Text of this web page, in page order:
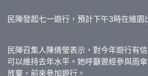
民陣發起七一遊行，預計下午3時在維園
民陣召集人陳倩瑩表示，對今年遊行有
可以維持去年水平。她呼籲曾經參與雨
放棄，前來參加遊行。